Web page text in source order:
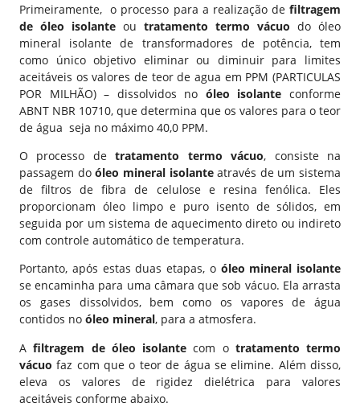
Primeiramente, o processo para a realização de filtragem
de óleo isolante ou tratamento termo vácuo do óleo
mineral isolante de transformadores de potência, tem
como único objetivo eliminar ou diminuir para limites
aceitáveis os valores de teor de agua em PPM (PARTICULAS
POR MILHÃO) – dissolvidos no óleo isolante conforme
ABNT NBR 10710, que determina que os valores para o teor
de água seja no máximo 40,0 PPM.
O processo detratamento termo vácuo, consiste na
passagem doóleo mineral isolanteatravés de um sistema
de filtros de fibra de celulose e resina fenólica. Eles
proporcionam óleo limpo e puro isento de sólidos, em
seguida por um sistema de aquecimento direto ou indireto
com controle automático de temperatura.
Portanto, após estas duas etapas, o óleo mineral isolante
se encaminha para uma câmara que sob vácuo. Ela arrasta
os gases dissolvidos, bem como os vapores de água
contidos no óleo mineral, para a atmosfera.
Afiltragem de óleo isolante com o tratamento termo
vácuo faz com que o teor de água se elimine. Além disso,
eleva os valores de rigidez dielétrica para valores
aceitáveis conforme abaixo.